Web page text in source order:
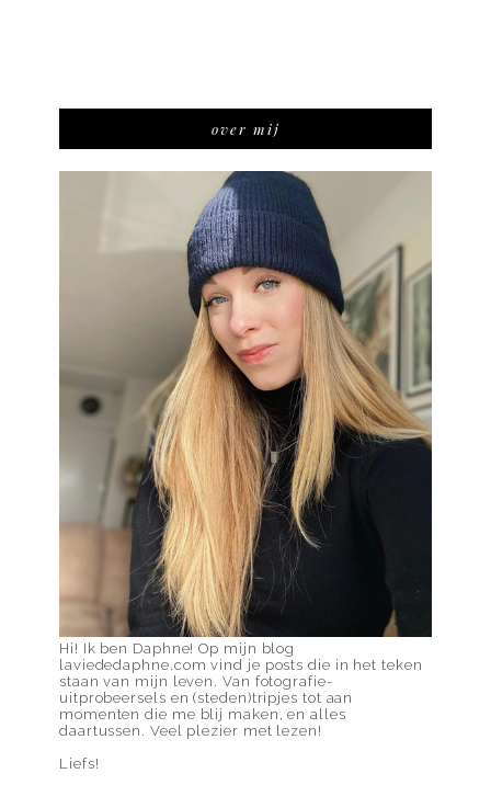
over mij
Hi! Ik ben Daphne! Op mijn blog
laviededaphne.com vind je posts die in het teken
staan van mijn leven. Van fotografie-
uitprobeersels en (steden)tripjes tot aan
momenten die me blij maken, en alles
daartussen. Veel plezier met lezen!
Liefs!